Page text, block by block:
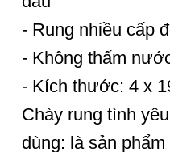
- Rung nhiều cấp
- Không thấm
- Kích thước: 4 x
Chày rung tình
dùng: là sản